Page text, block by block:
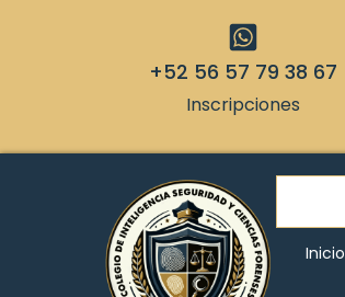
+52 56 57 79 38 67
Inscripciones
Inicio